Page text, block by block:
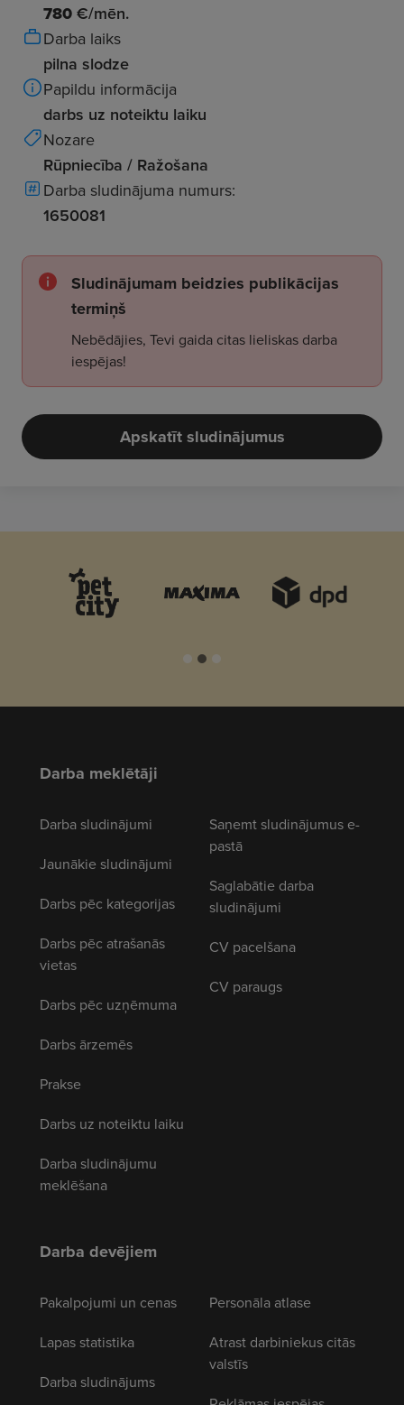
780 €/mēn.
Darba laiks
pilna slodze
Papildu informācija
darbs uz noteiktu laiku
Nozare
Rūpniecība / Ražošana
Darba sludinājuma numurs:
1650081
Sludinājumam beidzies publikācijas
termiņš
Nebēdājies, Tevi gaida citas lieliskas darba
iespējas!
Apskatīt sludinājumus
Darba meklētāji
Darba sludinājumi
Jaunākie sludinājumi
Darbs pēc kategorijas
Darbs pēc atrašanās
vietas
Darbs pēc uzņēmuma
Darbs ārzemēs
Prakse
Darbs uz noteiktu laiku
Darba sludinājumu
meklēšana
Saņemt sludinājumus e-
pastā
Saglabātie darba
sludinājumi
CV pacelšana
CV paraugs
Darba devējiem
Pakalpojumi un cenas
Lapas statistika
Darba sludinājums
Personāla atlase
Atrast darbiniekus citās
valstīs